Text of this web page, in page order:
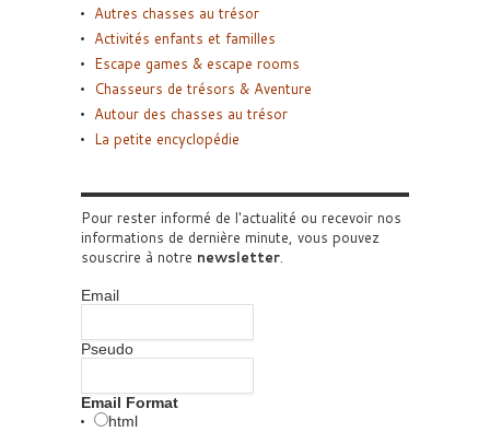
Autres chasses au trésor
Activités enfants et familles
Escape games & escape rooms
Chasseurs de trésors & Aventure
Autour des chasses au trésor
La petite encyclopédie
Pour rester informé de l'actualité ou recevoir nos
informations de dernière minute, vous pouvez
souscrire à notre newsletter.
Email
Pseudo
Email Format
html